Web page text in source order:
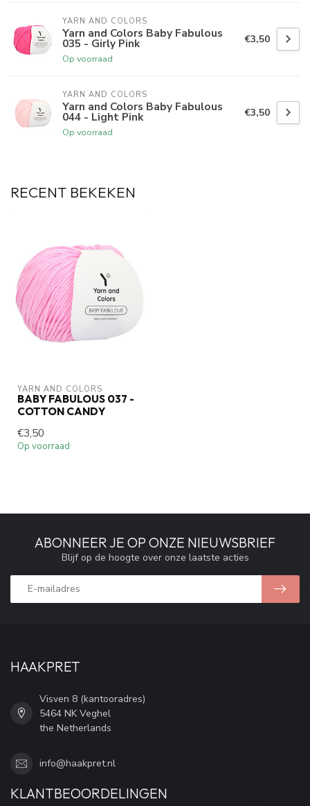
YARN AND COLORS
Yarn and Colors Baby Fabulous
035 - Girly Pink
Op voorraad
€3,50
YARN AND COLORS
Yarn and Colors Baby Fabulous
044 - Light Pink
Op voorraad
€3,50
RECENT BEKEKEN
YARN AND COLORS
BABY FABULOUS 037 -
COTTON CANDY
€3,50
Op voorraad
ABONNEER JE OP ONZE NIEUWSBRIEF
Blijf op de hoogte over onze laatste acties
HAAKPRET
Visven 8 (kantooradres)
5464 NK Veghel
the Netherlands
info@haakpret.nl
KLANTBEOORDELINGEN